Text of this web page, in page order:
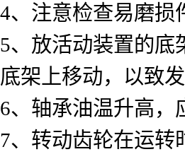
4、注意检查易磨损
5、放活动装置的底
底架上移动，以致
6、轴承油温升高，
7、转动齿轮在运转